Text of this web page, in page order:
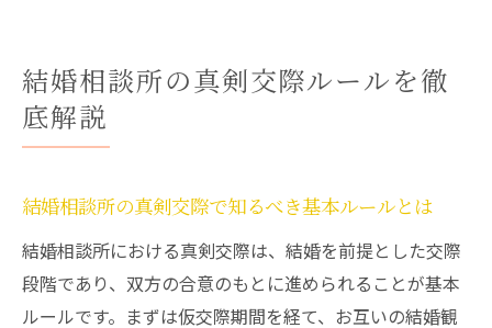
結婚相談所の真剣交際ルールを徹
底解説
結婚相談所の真剣交際で知るべき基本ルールとは
結婚相談所における真剣交際は、結婚を前提とした交際
段階であり、双方の合意のもとに進められることが基本
ルールです。まずは仮交際期間を経て、お互いの結婚観